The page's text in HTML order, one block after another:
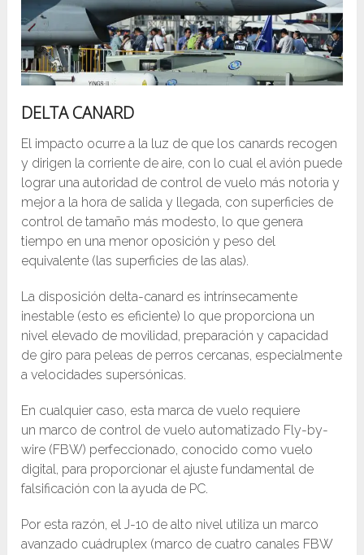
DELTA CANARD
El impacto ocurre a la luz de que los canards recogen
y dirigen la corriente de aire, con lo cual el avión puede
lograr una autoridad de control de vuelo más notoria y
mejor a la hora de salida y llegada, con superficies de
control de tamaño más modesto, lo que genera
tiempo en una menor oposición y peso del
equivalente (las superficies de las alas).
La disposición delta-canard es intrínsecamente
inestable (esto es eficiente) lo que proporciona un
nivel elevado de movilidad, preparación y capacidad
de giro para peleas de perros cercanas, especialmente
a velocidades supersónicas.
En cualquier caso, esta marca de vuelo requiere
un marco de control de vuelo automatizado Fly-by-
wire (FBW) perfeccionado, conocido como vuelo
digital, para proporcionar el ajuste fundamental de
falsificación con la ayuda de PC.
Por esta razón, el J-10 de alto nivel utiliza un marco
avanzado cuádruplex (marco de cuatro canales FBW